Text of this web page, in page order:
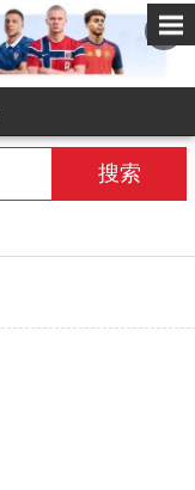
✕
搜索